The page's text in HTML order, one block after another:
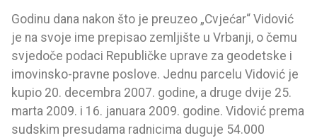
Godinu dana nakon što je preuzeo „Cvjećar“ Vidović
je na svoje ime prepisao zemljište u Vrbanji, o čemu
svjedoče podaci Republičke uprave za geodetske i
imovinsko-pravne poslove. Jednu parcelu Vidović je
kupio 20. decembra 2007. godine, a druge dvije 25.
marta 2009. i 16. januara 2009. godine. Vidović prema
sudskim presudama radnicima duguje 54.000